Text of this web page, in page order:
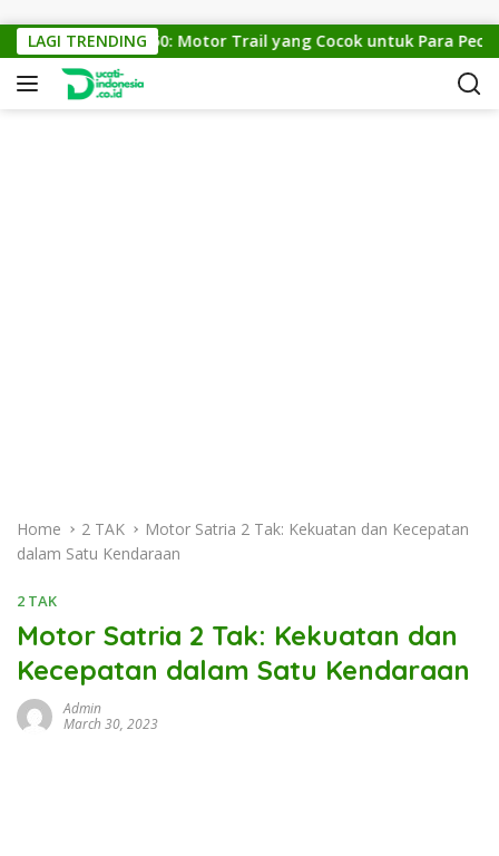
LAGI TRENDING
KTM Cross 150: Motor Trail yang Cocok untuk Para Pecinta
Home 2 TAK
Motor Satria 2 Tak: Kekuatan dan Kecepatan
dalam Satu Kendaraan
2 TAK
Motor Satria 2 Tak: Kekuatan dan
Kecepatan dalam Satu Kendaraan
Admin
March 30, 2023